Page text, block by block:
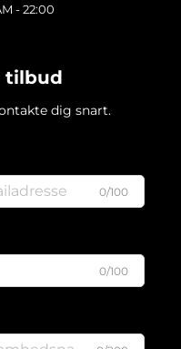
- 22:00
tilbud
dig snart.
0/100
0/100